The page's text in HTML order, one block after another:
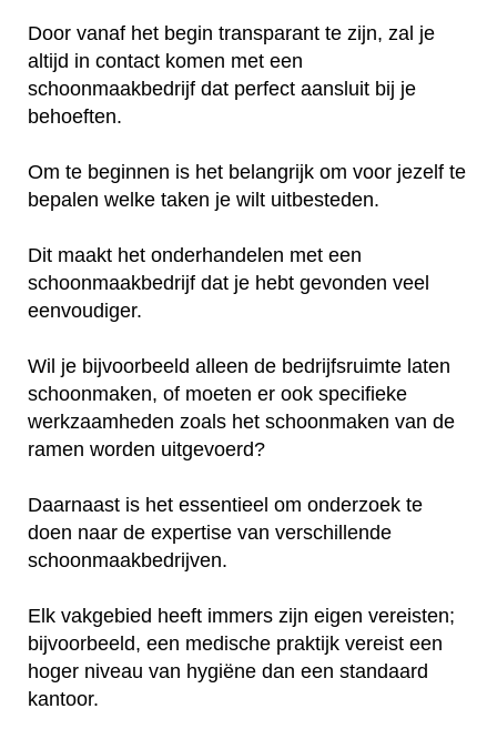
Door vanaf het begin transparant te zijn, zal je
altijd in contact komen met een
schoonmaakbedrijf dat perfect aansluit bij je
behoeften.
Om te beginnen is het belangrijk om voor jezelf te
bepalen welke taken je wilt uitbesteden.
Dit maakt het onderhandelen met een
schoonmaakbedrijf dat je hebt gevonden veel
eenvoudiger.
Wil je bijvoorbeeld alleen de bedrijfsruimte laten
schoonmaken, of moeten er ook specifieke
werkzaamheden zoals het schoonmaken van de
ramen worden uitgevoerd?
Daarnaast is het essentieel om onderzoek te
doen naar de expertise van verschillende
schoonmaakbedrijven.
Elk vakgebied heeft immers zijn eigen vereisten;
bijvoorbeeld, een medische praktijk vereist een
hoger niveau van hygiëne dan een standaard
kantoor.